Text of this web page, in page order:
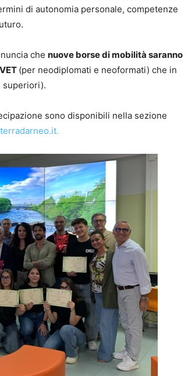
di autonomia personale, competenze
che nuove borse di mobilità saranno
VET (per neodiplomati e neoformati) che in
superiori).
sono disponibili nella sezione